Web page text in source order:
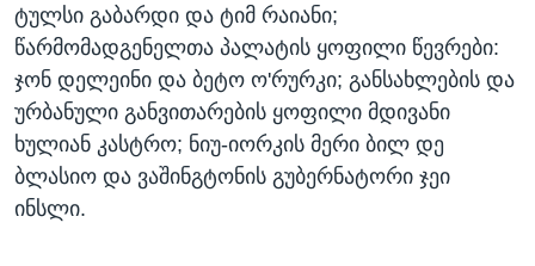
ტულსი გაბარდი და ტიმ რაიანი;
წარმომადგენელთა პალატის ყოფილი წევრები:
ჯონ დელეინი და ბეტო ო'რურკი; განსახლების და
ურბანული განვითარების ყოფილი მდივანი
ხულიან კასტრო; ნიუ-იორკის მერი ბილ დე
ბლასიო და ვაშინგტონის გუბერნატორი ჯეი
ინსლი.